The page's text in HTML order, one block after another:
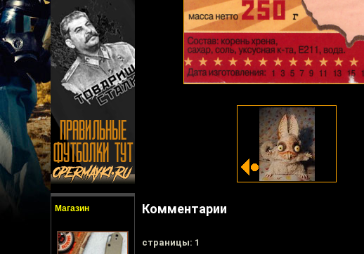
Магазин Комментарии
cтраницы: 1